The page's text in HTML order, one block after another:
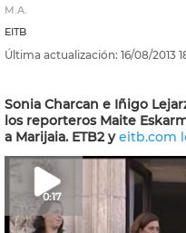
M.A.
EITB
Última actualización: 16/08/2013
Sonia Charcan e Iñigo
los reporteros Maite
a Marijaia. ETB2 yeitb.com
0:17